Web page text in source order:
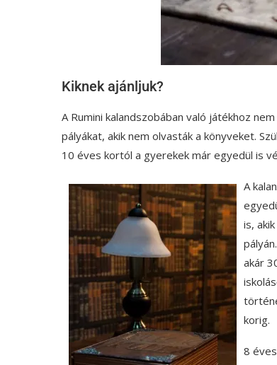
Kiknek ajánljuk?
A Rumini kalandszobában való játékhoz
pályákat, akik nem olvasták a könyveket.
10 éves kortól a gyerekek már egyedül is
A
is,
akár
korig.
8